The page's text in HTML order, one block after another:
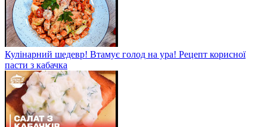
Кулінарний шедевр! Втамує голод на ура! Рецепт корисної
пасти з кабачка